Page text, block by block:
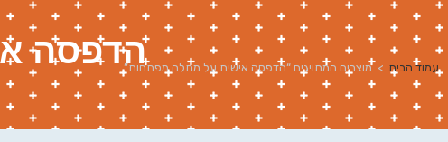
הדפסה עמוד הבית > מוצרים המתויגים “הדפסה אישית על מתלה מפתחות”